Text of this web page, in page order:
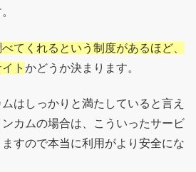
てくれるという制度があるほど、
ト かどうか決まります。
はしっかりと満たしていると言え
カムの場合は、こういったサービ
すので本当に利用がより安全にな